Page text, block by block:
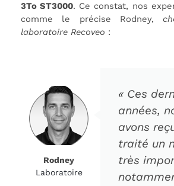
3To ST3000. Ce constat, nos
comme le précise Rodney,
laboratoire Recoveo :
« Ces
années,
avons
traité un
très
Rodney
Laboratoire